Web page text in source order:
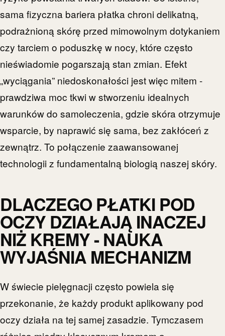
sama fizyczna bariera płatka chroni delikatną,
podrażnioną skórę przed mimowolnym dotykaniem
czy tarciem o poduszkę w nocy, które często
nieświadomie pogarszają stan zmian. Efekt
„wyciągania” niedoskonałości jest więc mitem -
prawdziwa moc tkwi w stworzeniu idealnych
warunków do samoleczenia, gdzie skóra otrzymuje
wsparcie, by naprawić się sama, bez zakłóceń z
zewnątrz. To połączenie zaawansowanej
technologii z fundamentalną biologią naszej skóry.
DLACZEGO PŁATKI POD
OCZY DZIAŁAJĄ INACZEJ
NIŻ KREMY - NAUKA
WYJAŚNIA MECHANIZM
W świecie pielęgnacji często powiela się
przekonanie, że każdy produkt aplikowany pod
oczy działa na tej samej zasadzie. Tymczasem